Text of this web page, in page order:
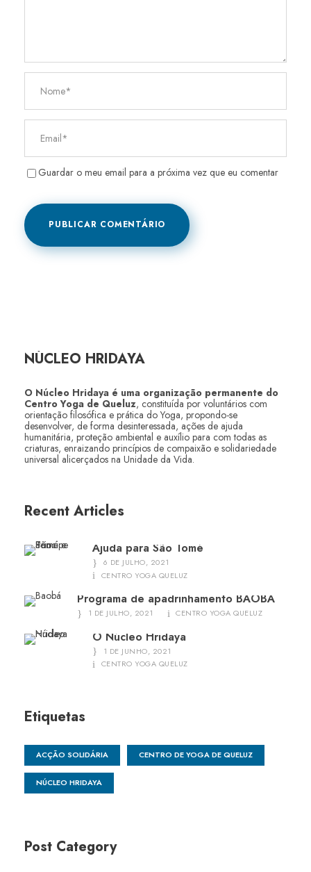
Guardar o meu email para a próxima vez que eu comentar
NÚCLEO HRIDAYA
O Núcleo Hridaya é uma organização permanente do
Centro Yoga de Queluz, constituída por voluntários com
orientação filosófica e prática do Yoga, propondo-se
desenvolver, de forma desinteressada, ações de ajuda
humanitária, proteção ambiental e auxílio para com todas as
criaturas, enraizando princípios de compaixão e solidariedade
universal alicerçados na Unidade da Vida.
Recent Articles
Ajuda para São Tomé
6 DE JULHO, 2021
CENTRO YOGA QUELUZ
Programa de apadrinhamento BAOBÁ
1 DE JULHO, 2021 CENTRO YOGA QUELUZ
O Núcleo Hridaya
1 DE JUNHO, 2021
CENTRO YOGA QUELUZ
Etiquetas
ACÇÃO SOLIDÁRIA CENTRO DE YOGA DE QUELUZ
NÚCLEO HRIDAYA
Post Category